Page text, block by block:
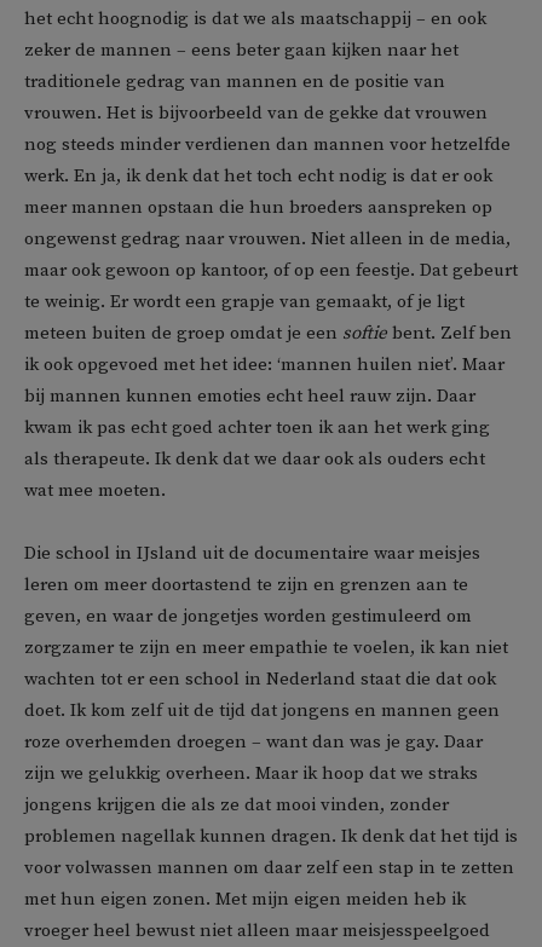
het echt hoognodig is dat we als maatschappij – en ook
zeker de mannen – eens beter gaan kijken naar het
traditionele gedrag van mannen en de positie van
vrouwen. Het is bijvoorbeeld van de gekke dat vrouwen
nog steeds minder verdienen dan mannen voor hetzelfde
werk. En ja, ik denk dat het toch echt nodig is dat er ook
meer mannen opstaan die hun broeders aanspreken op
ongewenst gedrag naar vrouwen. Niet alleen in de media,
maar ook gewoon op kantoor, of op een feestje. Dat gebeurt
te weinig. Er wordt een grapje van gemaakt, of je ligt
meteen buiten de groep omdat je een softie bent. Zelf ben
ik ook opgevoed met het idee: ‘mannen huilen niet’. Maar
bij mannen kunnen emoties echt heel rauw zijn. Daar
kwam ik pas echt goed achter toen ik aan het werk ging
als therapeute. Ik denk dat we daar ook als ouders echt
wat mee moeten.
Die school in IJsland uit de documentaire waar meisjes
leren om meer doortastend te zijn en grenzen aan te
geven, en waar de jongetjes worden gestimuleerd om
zorgzamer te zijn en meer empathie te voelen, ik kan niet
wachten tot er een school in Nederland staat die dat ook
doet. Ik kom zelf uit de tijd dat jongens en mannen geen
roze overhemden droegen – want dan was je gay. Daar
zijn we gelukkig overheen. Maar ik hoop dat we straks
jongens krijgen die als ze dat mooi vinden, zonder
problemen nagellak kunnen dragen. Ik denk dat het tijd is
voor volwassen mannen om daar zelf een stap in te zetten
met hun eigen zonen. Met mijn eigen meiden heb ik
vroeger heel bewust niet alleen maar meisjesspeelgoed